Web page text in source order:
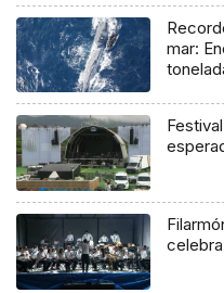
mar:
celebra